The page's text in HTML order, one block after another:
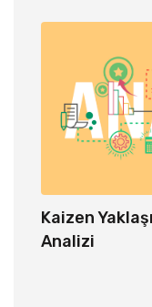
Kaizen
Analizi